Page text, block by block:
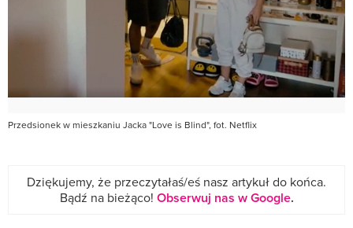
Przedsionek w mieszkaniu Jacka "Love is Blind", fot. Netflix
Dziękujemy, że przeczytałaś/eś nasz artykuł do końca.
Bądź na bieżąco! Obserwuj nas w Google.